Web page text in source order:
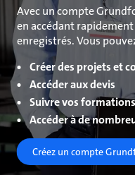
Avec un compte
en accédant
enregistrés. Vous
Créer des projets et
Accéder aux devis
Suivre vos formations
Accéder à de
Créez un compte